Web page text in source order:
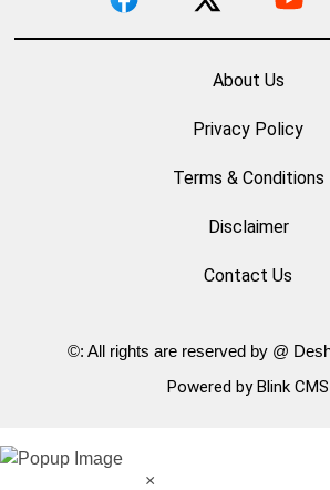
About Us
Privacy Policy
Terms & Conditions
Disclaimer
Contact Us
©: All rights are reserved by @
Powered by Blink CMS
×